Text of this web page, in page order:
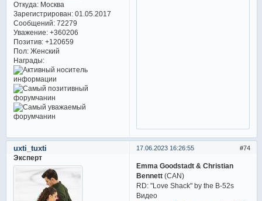
Откуда:Москва
Зарегистрирован: 01.05.2017
Сообщений:72279
Уважение: +360206
Позитив: +120659
Пол:Женский
Награды:
74
17.06.2023 16:26:55
uxti_tuxti
Эксперт
Emma Goodstadt & Christian
Bennett (CAN)
RD: "Love Shack" by the B-52s
Видео